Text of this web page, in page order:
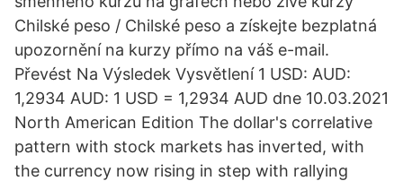
Chilské peso / Chilské peso a získejte bezplatná
upozornění na kurzy přímo na váš e-mail.
Převést Na Výsledek Vysvětlení 1 USD: AUD:
1,2934 AUD: 1 USD = 1,2934 AUD dne 10.03.2021
North American Edition The dollar's correlative
pattern with stock markets has inverted, with
the currency now rising in step with rallying